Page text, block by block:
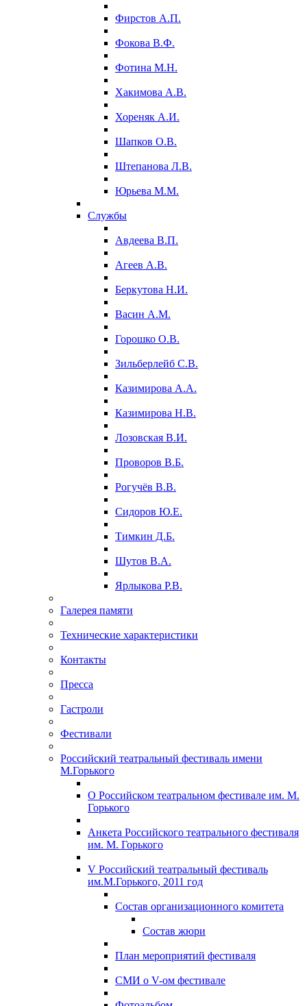
Фирстов А.П.
Фокова В.Ф.
Фотина М.Н.
Хакимова А.В.
Хореняк А.И.
Шапков О.В.
Штепанова Л.В.
Юрьева М.М.
Службы
Авдеева В.П.
Агеев А.В.
Беркутова Н.И.
Васин А.М.
Горошко О.В.
Зильберлейб С.В.
Казимирова А.А.
Казимирова Н.В.
Лозовская В.И.
Проворов В.Б.
Рогучёв В.В.
Сидоров Ю.Е.
Тимкин Д.Б.
Шутов В.А.
Ярлыкова Р.В.
Галерея памяти
Технические характеристики
Контакты
Пресса
Гастроли
Фестивали
Российский театральный фестиваль имени
М.Горького
О Российском театральном фестивале им. М.
Горького
Анкета Российского театрального фестиваля
им. М. Горького
V Российский театральный фестиваль
им.М.Горького, 2011 год
Состав организационного комитета
Состав жюри
План мероприятий фестиваля
СМИ о V-ом фестивале